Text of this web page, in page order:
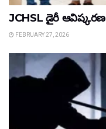
JCHSL డైరీ ఆవిష్కరణ
FEBRUARY 27, 2026